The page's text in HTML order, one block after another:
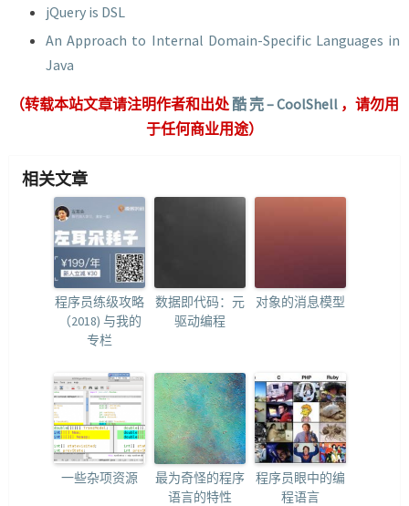
jQuery is DSL
An Approach to Internal Domain-Specific Languages in
Java
（转载本站文章请注明作者和出处酷 壳 – CoolShell ，请勿用
于任何商业用途）
相关文章
程序员练级攻略
（2018) 与我的
专栏
数据即代码：元
驱动编程
对象的消息模型
一些杂项资源
最为奇怪的程序
语言的特性
程序员眼中的编
程语言